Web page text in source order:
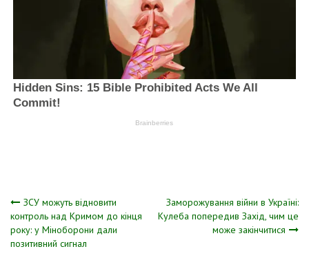
Навігація
записів
ЗСУ можуть відновити
контроль над Кримом до кінця
року: у Міноборони дали
позитивний сигнал
Заморожування війни в Україні:
Кулеба попередив Захід, чим це
може закінчитися